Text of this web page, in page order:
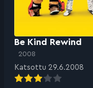
Be Kind Rewind
2008
Katsottu 29.6.2008